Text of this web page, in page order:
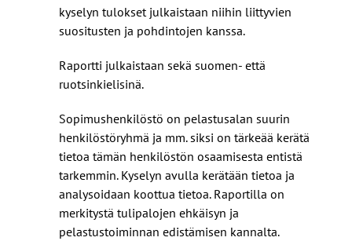
kyselyn tulokset julkaistaan niihin liittyvien
suositusten ja pohdintojen kanssa.
Raportti julkaistaan sekä suomen- että
ruotsinkielisinä.
Sopimushenkilöstö on pelastusalan suurin
henkilöstöryhmä ja mm. siksi on tärkeää kerätä
tietoa tämän henkilöstön osaamisesta entistä
tarkemmin. Kyselyn avulla kerätään tietoa ja
analysoidaan koottua tietoa. Raportilla on
merkitystä tulipalojen ehkäisyn ja
pelastustoiminnan edistämisen kannalta.